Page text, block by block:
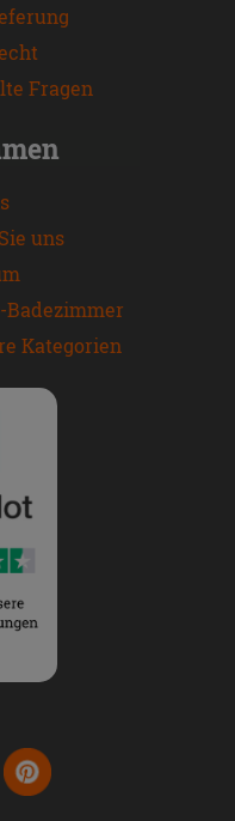
Fragen
uns
Badezimmer
Kategorien